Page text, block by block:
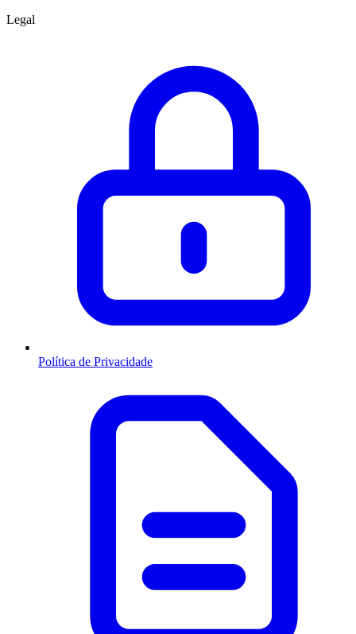
Legal
Política de Privacidade